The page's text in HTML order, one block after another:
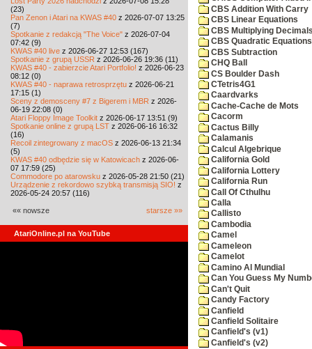
(23)
Pan Zenon i Atari na KWAS #40 z 2026-07-07 13:25
(7)
Spotkanie z redakcją "The Voice" z 2026-07-04
07:42 (9)
KWAS #40 live z 2026-06-27 12:53 (167)
Spotkanie z grupą USSR z 2026-06-26 19:36 (11)
KWAS #40 - zabierzcie Atari Portfolio! z 2026-06-23
08:12 (0)
KWAS #40 - naprawa retrosprzętu z 2026-06-21
17:15 (1)
Sceny z demosceny #7 z Bigerem i MBR z 2026-
06-19 22:08 (0)
Atari Floppy Image Toolkit z 2026-06-17 13:51 (9)
Spotkanie online z grupą LST z 2026-06-16 16:32
(16)
Recoil zintegrowany z macOS z 2026-06-13 21:34
(5)
KWAS #40 odbędzie się w Katowicach z 2026-06-
07 17:59 (25)
Commodore po atarowsku z 2026-05-28 21:50 (21)
Urządzenie z rekordowo szybką transmisją SIO! z
2026-05-24 20:57 (116)
«« nowsze starsze »»
AtariOnline.pl na YouTube
CBS Addition With Carry
CBS Linear Equations
CBS Multiplying
CBS Quadratic Equations
CBS Subtraction
CHQ Ball
CS Boulder Dash
CTetris4G1
Caardvarks
Cache-Cache de Mots
Cacorm
Cactus Billy
Calamanis
Calcul Algebrique
California Gold
California Lottery
California Run
Call Of Cthulhu
Calla
Callisto
Cambodia
Camel
Cameleon
Camelot
Camino Al Mundial
Can You Guess My
Can't Quit
Candy Factory
Canfield
Canfield Solitaire
Canfield's (v1)
Canfield's (v2)